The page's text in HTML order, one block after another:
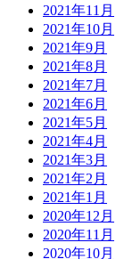
2021年11月
2021年10月
2021年9月
2021年8月
2021年7月
2021年6月
2021年5月
2021年4月
2021年3月
2021年2月
2021年1月
2020年12月
2020年11月
2020年10月